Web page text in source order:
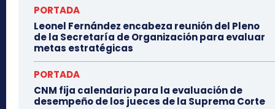
PORTADA
Leonel Fernández encabeza reunión del Pleno
de la Secretaría de Organización para evaluar
metas estratégicas
PORTADA
CNM fija calendario para la evaluación de
desempeño de los jueces de la Suprema Corte